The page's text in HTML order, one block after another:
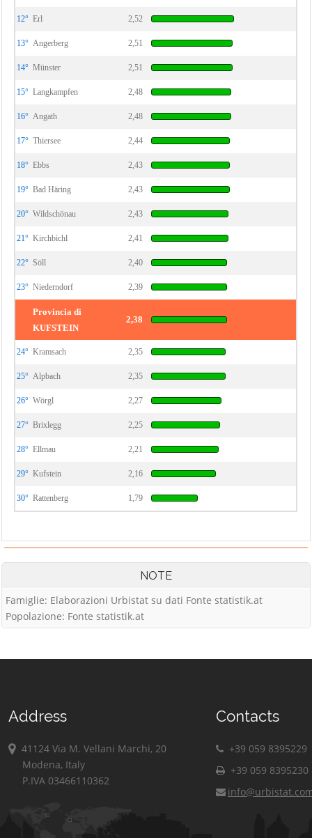
12° Erl 2,52
13° Angerberg 2,51
14° Münster 2,51
15° Langkampfen 2,48
16° Angath 2,48
17° Thiersee 2,44
18° Ebbs 2,43
19° Bad Häring 2,43
20° Wildschönau 2,43
21° Kirchbichl 2,41
22° Söll 2,40
23° Niederndorf 2,39
Provincia di
KUFSTEIN
2,38
24° Kramsach 2,35
25° Alpbach 2,35
26° Wörgl 2,27
27° Brixlegg 2,25
28° Ellmau 2,21
29° Kufstein 2,16
30° Rattenberg 1,79
NOTE
Famiglie: Elaborazioni Urbistat su dati Fonte statistik.at
Popolazione: Fonte statistik.at
Address
41124 Via M. Vellani Marchi, 20
Modena, Italy
P.IVA 03466110362
Contacts
+39 059 8395229
+39 059 8395230